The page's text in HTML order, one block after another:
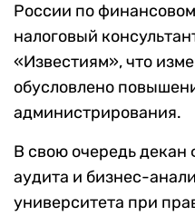
России по
налоговый
«Известиям», что
обусловлено
администрирования.
В свою очередь декан
аудита и бизнес-
университета при